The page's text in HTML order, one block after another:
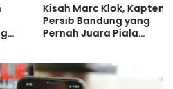
Kisah Marc Klok, Kapten
Persib Bandung yang
Pernah Juara Piala